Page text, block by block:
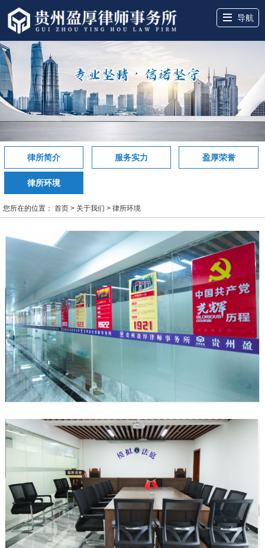
导航
律所简介 服务实力 盈厚荣誉
律所环境
您所在的位置： 首页 > 关于我们 > 律所环境